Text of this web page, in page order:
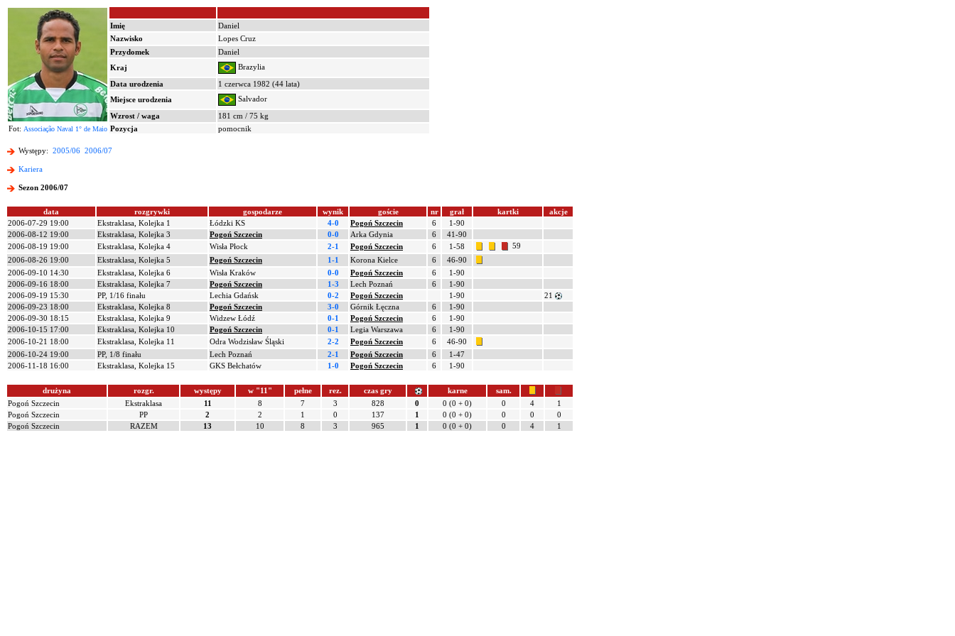
Imię
Daniel
Nazwisko
Lopes Cruz
Przydomek
Daniel
Kraj
Brazylia
Data urodzenia
1 czerwca 1982 (44 lata)
Miejsce urodzenia
Salvador
Wzrost / waga
181 cm / 75 kg
Fot: Associação Naval 1° de Maio Pozycja pomocnik
Występy: 2005/06 2006/07
Kariera
Sezon 2006/07
data rozgrywki gospodarze wynik goście nr grał kartki
akcje
2006-07-29 19:00
Ekstraklasa, Kolejka 1 Łódzki KS 4-0 Pogoń Szczecin 6
1-90
2006-08-12 19:00
Ekstraklasa, Kolejka 3 Pogoń Szczecin 0-0 Arka Gdynia 6
41-90
2006-08-19 19:00
Ekstraklasa, Kolejka 4 Wisła Płock 2-1 Pogoń Szczecin 6 1-58
59
2006-08-26 19:00
Ekstraklasa, Kolejka 5 Pogoń Szczecin 1-1 Korona Kielce 6
46-90
2006-09-10 14:30
Ekstraklasa, Kolejka 6 Wisła Kraków 0-0 Pogoń Szczecin 6
1-90
2006-09-16 18:00
Ekstraklasa, Kolejka 7 Pogoń Szczecin 1-3 Lech Poznań 6
1-90
2006-09-19 15:30
PP, 1/16 finału Lechia Gdańsk 0-2 Pogoń Szczecin 1-90
21
2006-09-23 18:00
Ekstraklasa, Kolejka 8 Pogoń Szczecin 3-0 Górnik Łęczna 6
1-90
2006-09-30 18:15
Ekstraklasa, Kolejka 9 Widzew Łódź 0-1 Pogoń Szczecin 6
1-90
2006-10-15 17:00
Ekstraklasa, Kolejka 10 Pogoń Szczecin 0-1 Legia Warszawa 6
1-90
2006-10-21 18:00
Ekstraklasa, Kolejka 11 Odra Wodzisław Śląski 2-2 Pogoń Szczecin 6
46-90
2006-10-24 19:00
PP, 1/8 finału Lech Poznań 2-1 Pogoń Szczecin 6
1-47
2006-11-18 16:00
Ekstraklasa, Kolejka 15 GKS Bełchatów 1-0 Pogoń Szczecin 6 1-90
drużyna rozgr. występy w "11" pełne rez. czas gry karne
sam.
Pogoń Szczecin
Ekstraklasa 11 8 7 3 828 0 0 (0 + 0) 0 4
1
Pogoń Szczecin
PP 2 2 1 0 137 1 0 (0 + 0) 0 0
0
Pogoń Szczecin
RAZEM 13 10 8 3 965 1 0 (0 + 0) 0 4 1